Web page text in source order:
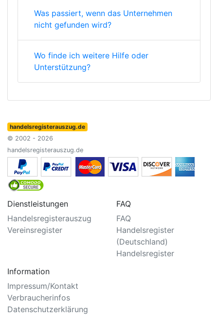
Was passiert, wenn das Unternehmen
nicht gefunden wird?
Wo finde ich weitere Hilfe oder
Unterstützung?
handelsregisterauszug.de
© 2002 - 2026
handelsregisterauszug.de
Dienstleistungen
Handelsregisterauszug
Vereinsregister
FAQ
FAQ
Handelsregister
(Deutschland)
Handelsregister
Information
Impressum/Kontakt
Verbraucherinfos
Datenschutzerklärung